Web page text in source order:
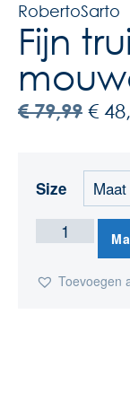
RobertoSarto
Fijn
€79,99 €
Size
Toevoegen